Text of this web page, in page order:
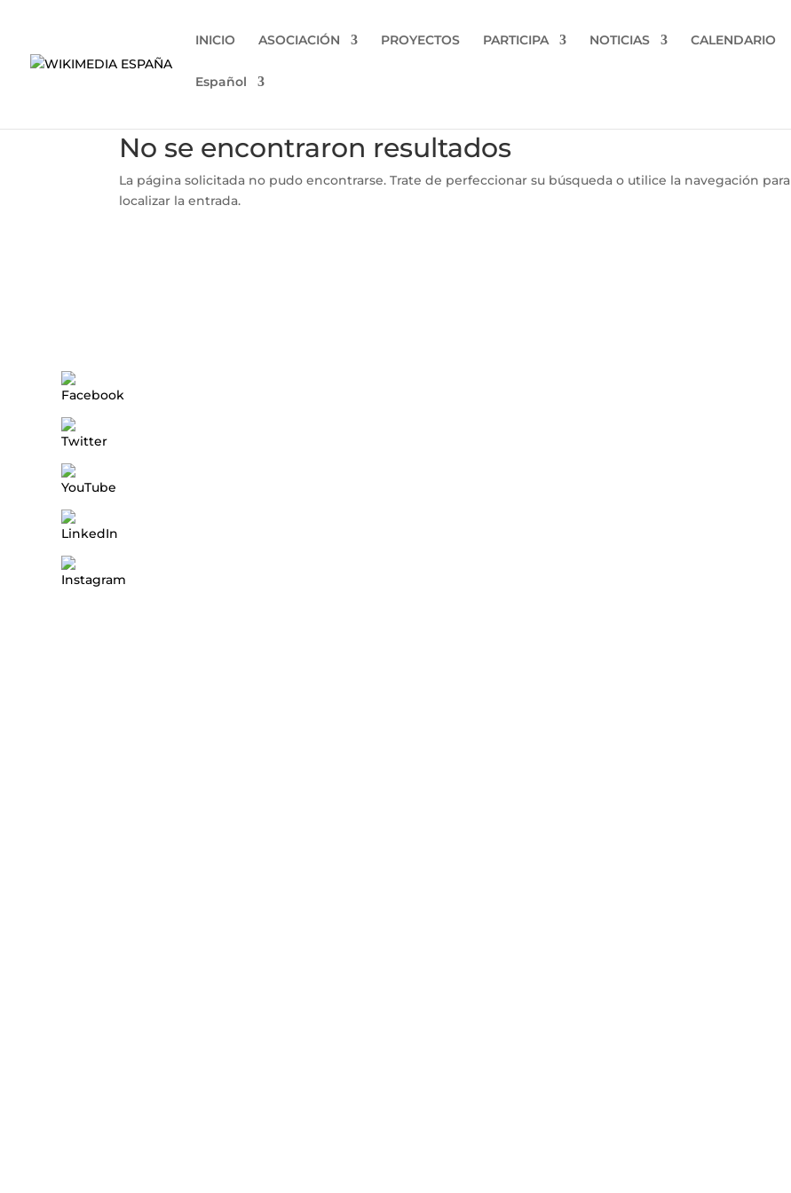
INICIO ASOCIACIÓN PROYECTOS PARTICIPA NOTICIAS CALENDARIO
Español
No se encontraron resultados
La página solicitada no pudo encontrarse. Trate de perfeccionar su búsqueda o utilice la navegación para
localizar la entrada.